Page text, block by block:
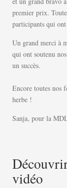
premier prix.
participants qui
Un grand merci à
qui ont soutenu
un succès.
Encore toutes nos
herbe !
Sanja, pour la
vidéo